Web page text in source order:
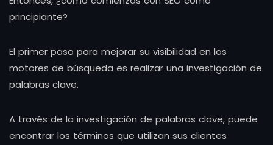
principiante?
El primer paso para mejorar su visibilidad en los
motores de búsqueda es realizar una investigación de
palabras clave.
A través de la investigación de palabras clave, puede
encontrar los términos que utilizan sus clientes